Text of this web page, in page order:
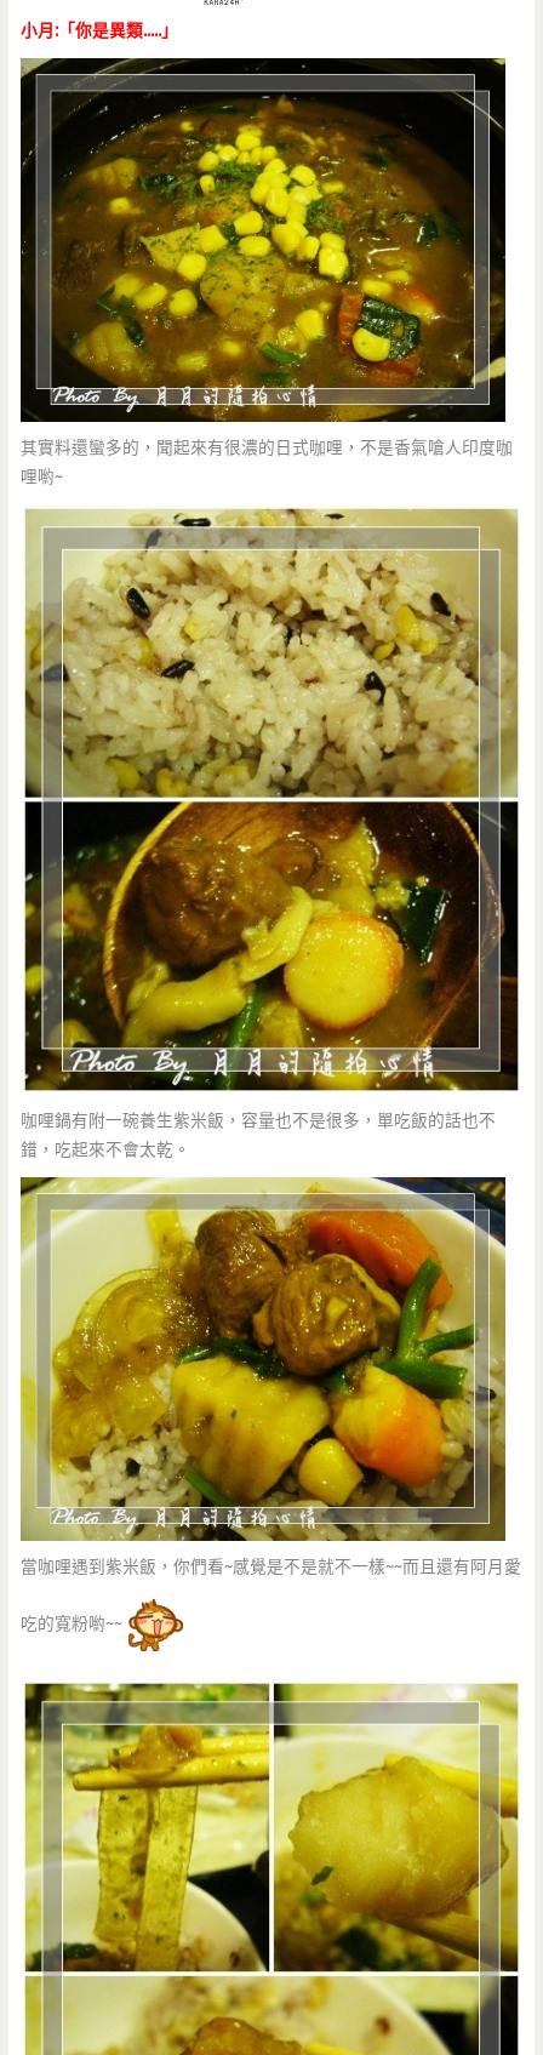
小月:「你是異類…..」
其實料還蠻多的，聞起來有很濃的日式咖哩，不是香氣嗆人印度咖
哩喲~
咖哩鍋有附一碗養生紫米飯，容量也不是很多，單吃飯的話也不
錯，吃起來不會太乾。
當咖哩遇到紫米飯，你們看~感覺是不是就不一樣~~而且還有阿月愛
吃的寬粉喲~~